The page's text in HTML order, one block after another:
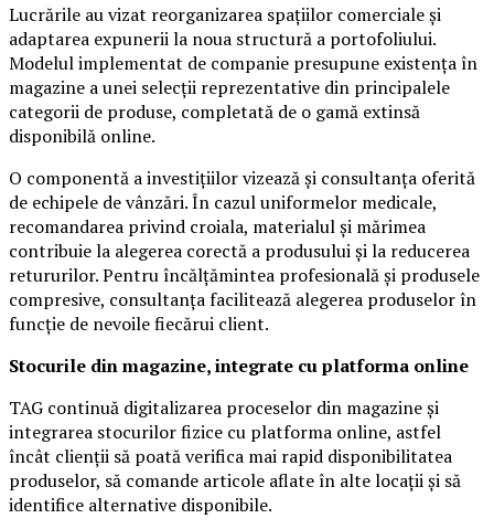
Lucrările au vizat reorganizarea spațiilor comerciale și
adaptarea expunerii la noua structură a portofoliului.
Modelul implementat de companie presupune existența în
magazine a unei selecții reprezentative din principalele
categorii de produse, completată de o gamă extinsă
disponibilă online.
O componentă a investițiilor vizează și consultanța oferită
de echipele de vânzări. În cazul uniformelor medicale,
recomandarea privind croiala, materialul și mărimea
contribuie la alegerea corectă a produsului și la reducerea
retururilor. Pentru încălțămintea profesională și produsele
compresive, consultanța facilitează alegerea produselor în
funcție de nevoile fiecărui client.
Stocurile din magazine, integrate cu platforma online
TAG continuă digitalizarea proceselor din magazine și
integrarea stocurilor fizice cu platforma online, astfel
încât clienții să poată verifica mai rapid disponibilitatea
produselor, să comande articole aflate în alte locații și să
identifice alternative disponibile.